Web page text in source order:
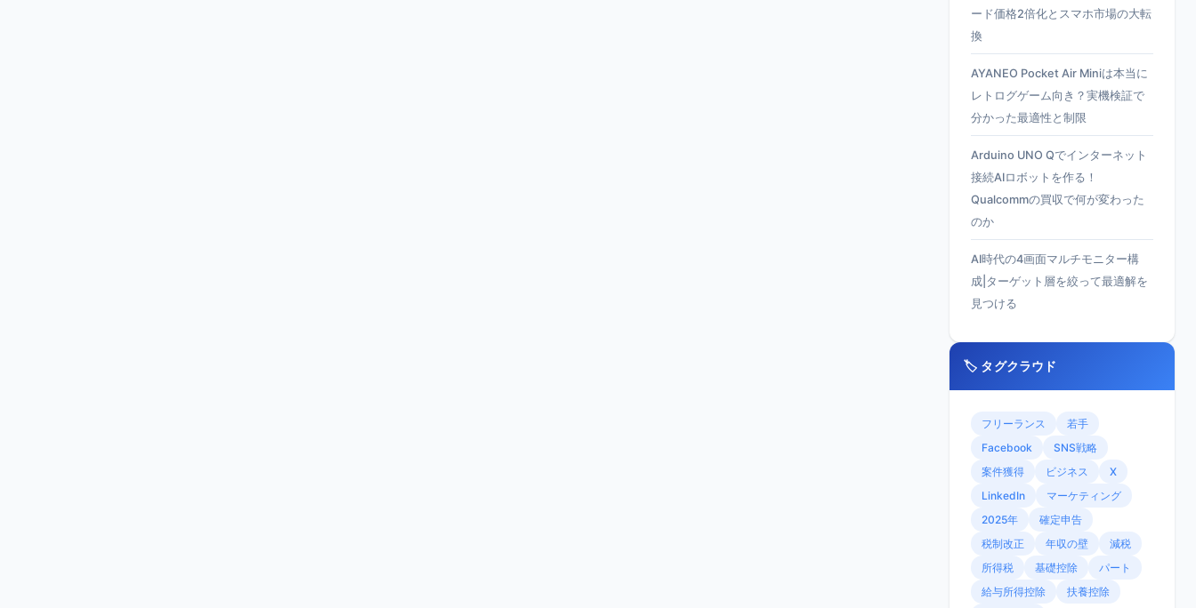
ード価格2倍化とスマホ市場の大転
換
AYANEO Pocket Air Miniは本当に
レトログゲーム向き？実機検証で
分かった最適性と制限
Arduino UNO Qでインターネット
接続AIロボットを作る！
Qualcommの買収で何が変わった
のか
AI時代の4画面マルチモニター構
成|ターゲット層を絞って最適解を
見つける
🏷️ タグクラウド
フリーランス
若手
Facebook
SNS戦略
案件獲得
ビジネス
X
LinkedIn
マーケティング
2025年
確定申告
税制改正
年収の壁
減税
所得税
基礎控除
パート
給与所得控除
扶養控除